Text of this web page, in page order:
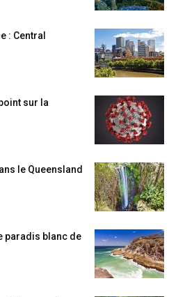
: Central
sur la
le Queensland
paradis blanc de